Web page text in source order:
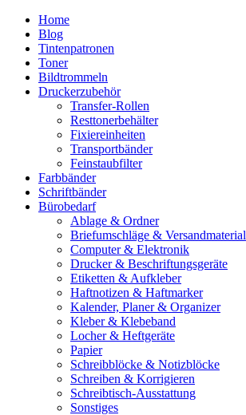
Home
Blog
Tintenpatronen
Toner
Bildtrommeln
Druckerzubehör
Transfer-Rollen
Resttonerbehälter
Fixiereinheiten
Transportbänder
Feinstaubfilter
Farbbänder
Schriftbänder
Bürobedarf
Ablage & Ordner
Briefumschläge & Versandmaterial
Computer & Elektronik
Drucker & Beschriftungsgeräte
Etiketten & Aufkleber
Haftnotizen & Haftmarker
Kalender, Planer & Organizer
Kleber & Klebeband
Locher & Heftgeräte
Papier
Schreibblöcke & Notizblöcke
Schreiben & Korrigieren
Schreibtisch-Ausstattung
Sonstiges